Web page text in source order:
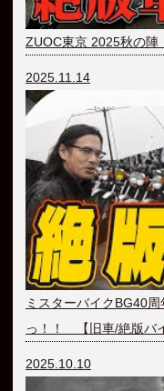
ZUOC東京 2025秋の
2025.11.14
ミスターバイクBG40
っ！！ 【旧車/絶版バ
2025.10.10